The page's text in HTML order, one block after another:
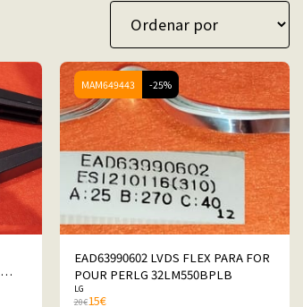
MAM649443 -25%
EAD63990602 LVDS FLEX PARA FOR
POUR PERLG 32LM550BPLB
LG
20€15€